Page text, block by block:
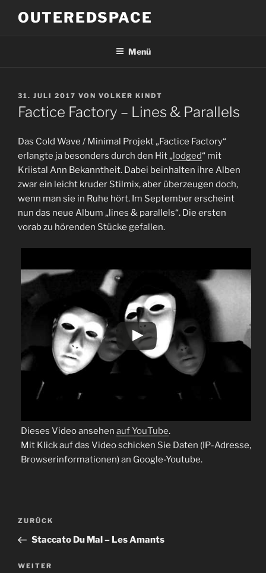
InhaltOUTEREDSPACE
Menü
VERÖFFENTLICHT
AM
31. JULI 2017 VON VOLKER KINDT
Factice Factory – Lines & Parallels
Das Cold Wave / Minimal Projekt „Factice Factory“
erlangte ja besonders durch den Hit „lodged“ mit
Kriistal Ann Bekanntheit. Dabei beinhalten ihre Alben
zwar ein leicht kruder Stilmix, aber überzeugen doch,
wenn man sie in Ruhe hört. Im September erscheint
nun das neue Album „lines & parallels“. Die ersten
vorab zu hörenden Stücke gefallen.
Dieses Video ansehen auf YouTube.
Mit Klick auf das Video schicken Sie Daten (IP-Adresse,
Browserinformationen) an Google-Youtube.
Beitragsnavigation
Vorheriger
Beitrag
ZURÜCK
Staccato Du Mal – Les Amants
Nächster
WEITER